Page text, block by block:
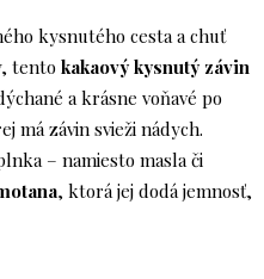
kysnutého cesta a chuť
tento kakaový kysnutý závin
a krásne voňavé po
má závin svieži nádych.
– namiesto masla či
, ktorá jej dodá jemnosť,